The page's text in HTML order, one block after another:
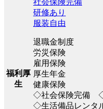
福利厚
生
研修あり
服装自由
退職金制度
労災保険
雇用保険
厚生年金
健康保険
◇社会保険完備
◇生活備品レンタ